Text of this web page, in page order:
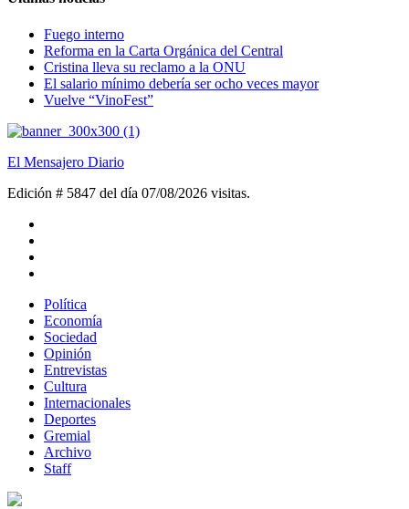
Fuego interno
Reforma en la Carta Orgánica del Central
Cristina lleva su reclamo a la ONU
El salario mínimo debería ser ocho veces mayor
Vuelve “VinoFest”
El Mensajero Diario
Edición # 5847 del día 07/08/2026 visitas.
Política
Economía
Sociedad
Opinión
Entrevistas
Cultura
Internacionales
Deportes
Gremial
Archivo
Staff